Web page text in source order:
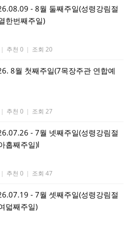
- 8월 둘째주일(성령강림절
한번째주일)
| 추천 0 | 조회 20
8월 첫째주일(7목장주관 연합예
| 추천 0 | 조회 27
- 7월 넷째주일(성령강림절
홉째주일)l
| 추천 0 | 조회 47
- 7월 셋째주일(성령강림절
덟째주일)